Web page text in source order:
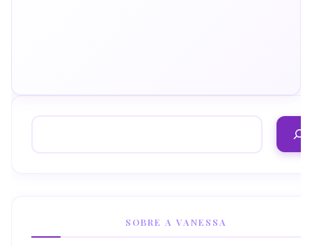
SOBRE A VANESSA